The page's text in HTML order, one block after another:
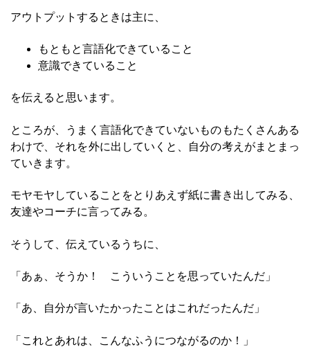
アウトプットするときは主に、
もともと言語化できていること
意識できていること
を伝えると思います。
ところが、うまく言語化できていないものもたくさんある
わけで、それを外に出していくと、自分の考えがまとまっ
ていきます。
モヤモヤしていることをとりあえず紙に書き出してみる、
友達やコーチに言ってみる。
そうして、伝えているうちに、
「あぁ、そうか！ こういうことを思っていたんだ」
「あ、自分が言いたかったことはこれだったんだ」
「これとあれは、こんなふうにつながるのか！」